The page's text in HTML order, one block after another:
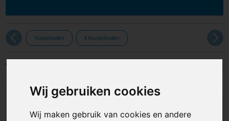
Wij gebruiken cookies
Wij maken gebruik van cookies en andere
Vulpotloden Kleurpotloden